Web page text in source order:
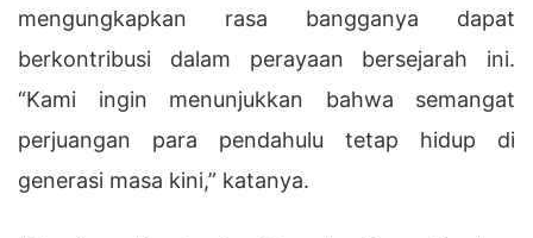
mengungkapkan rasa bangganya dapat
berkontribusi dalam perayaan bersejarah ini.
“Kami ingin menunjukkan bahwa semangat
perjuangan para pendahulu tetap hidup di
generasi masa kini,” katanya.